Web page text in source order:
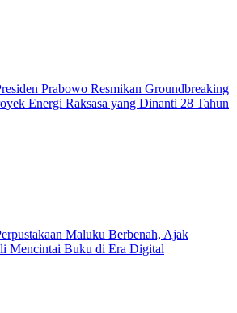
Prabowo Resmikan Groundbreaking
Energi Raksasa yang Dinanti 28 Tahun
Maluku Berbenah, Ajak
Mencintai Buku di Era Digital